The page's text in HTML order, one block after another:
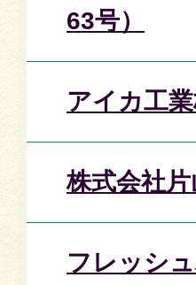
63号）
アイカ工
株式会社
フレッシ